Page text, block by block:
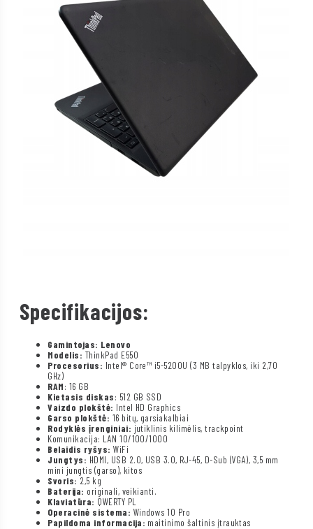
Specifikacijos:
Gamintojas: Lenovo
Modelis: ThinkPad E550
Procesorius: Intel® Core™ i5-5200U (3 MB talpyklos, iki 2,70
GHz)
RAM: 16 GB
Kietasis diskas: 512 GB SSD
Vaizdo plokštė: Intel HD Graphics
Garso plokštė: 16 bitų, garsiakalbiai
Rodyklės įrenginiai: jutiklinis kilimėlis, trackpoint
Komunikacija: LAN 10/100/1000
Belaidis ryšys:WiFi
Jungtys: HDMI, USB 2.0, USB 3.0, RJ-45, D-Sub (VGA), 3,5 mm
mini jungtis (garso), kitos
Svoris: 2,5 kg
Baterija: originali, veikianti.
Klaviatūra: QWERTY PL
Operacinė sistema: Windows 10 Pro
Papildoma informacija: maitinimo šaltinis įtrauktas